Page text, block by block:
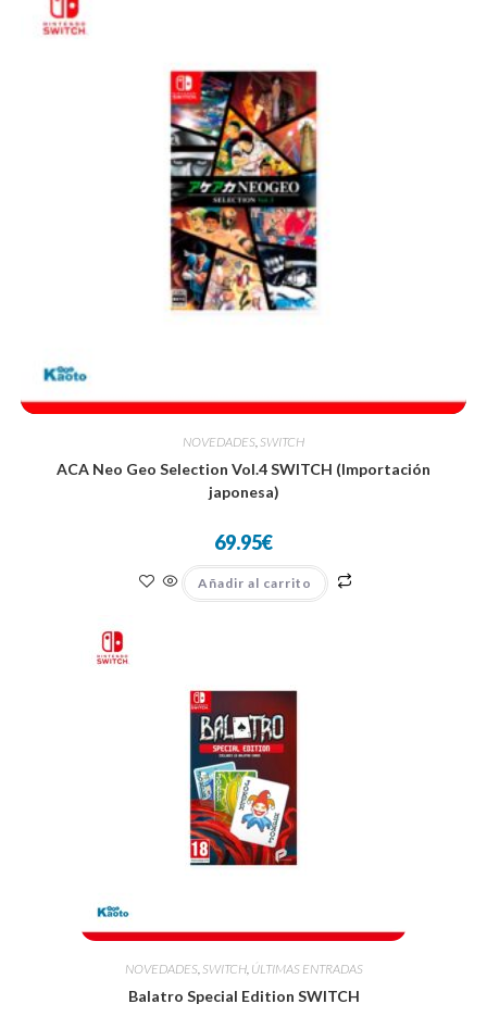
NOVEDADES SWITCH
ACA Neo Geo Selection Vol.4 SWITCH (Importación
japonesa)
69.95€
Añadir al carrito
NOVEDADES, SWITCH, ÚLTIMAS ENTRADAS
Balatro Special Edition SWITCH